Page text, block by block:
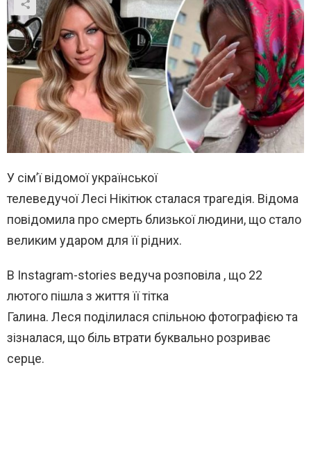
У сім’ї відомої української
телеведучоїЛесі Нікітюк сталасятрагедія. Відома
повідомила про смерть близької людини, що стало
великим ударом для її рідних.
В Instagram-stories ведуча розповіла , що 22
лютого пішла з життя її тітка
Галина. Леся поділилася спільною фотографією та
зізналася, що біль втрати буквально розриває
серце.